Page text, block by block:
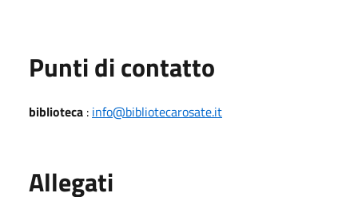
Punti di contatto
biblioteca : info@bibliotecarosate.it
Allegati